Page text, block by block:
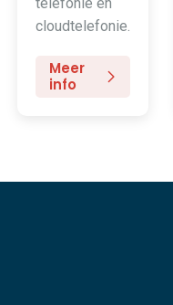
cloudtelefonie.
Meer
info